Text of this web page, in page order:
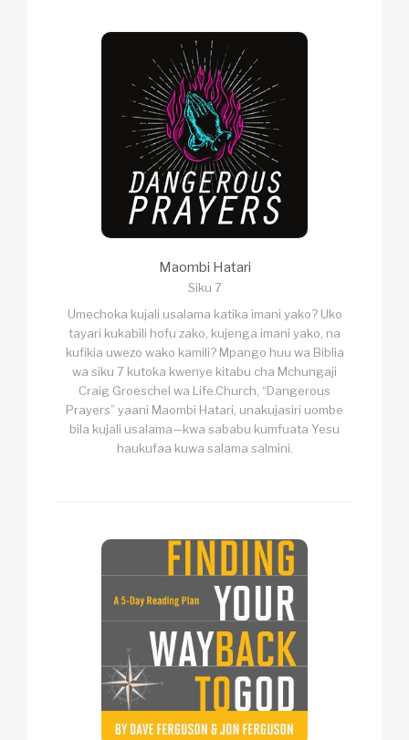
Maombi Hatari
Siku 7
Umechoka kujali usalama katika imani yako? Uko
tayari kukabili hofu zako, kujenga imani yako, na
kufikia uwezo wako kamili? Mpango huu wa Biblia
wa siku 7 kutoka kwenye kitabu cha Mchungaji
Craig Groeschel wa Life.Church, “Dangerous
Prayers” yaani Maombi Hatari, unakujasiri uombe
bila kujali usalama—kwa sababu kumfuata Yesu
haukufaa kuwa salama salmini.